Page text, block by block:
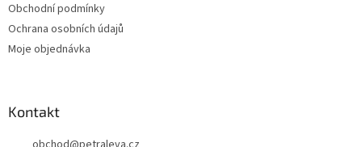
Obchodní podmínky
Ochrana osobních údajů
Moje objednávka
Kontakt